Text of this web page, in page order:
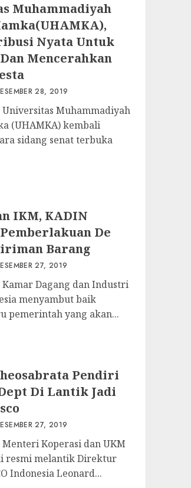
Muhammadiyah
Nyata Untuk
Mencerahkan
28, 2019
Muhammadiyah
(UHAMKA) kembali
sidang senat terbuka
IKM, KADIN
De
Barang
27, 2019
Dagang dan Industri
menyambut baik
pemerintah yang akan...
Pendiri
Di Lantik Jadi
27, 2019
Koperasi dan UKM
resmi melantik Direktur
Indonesia Leonard...